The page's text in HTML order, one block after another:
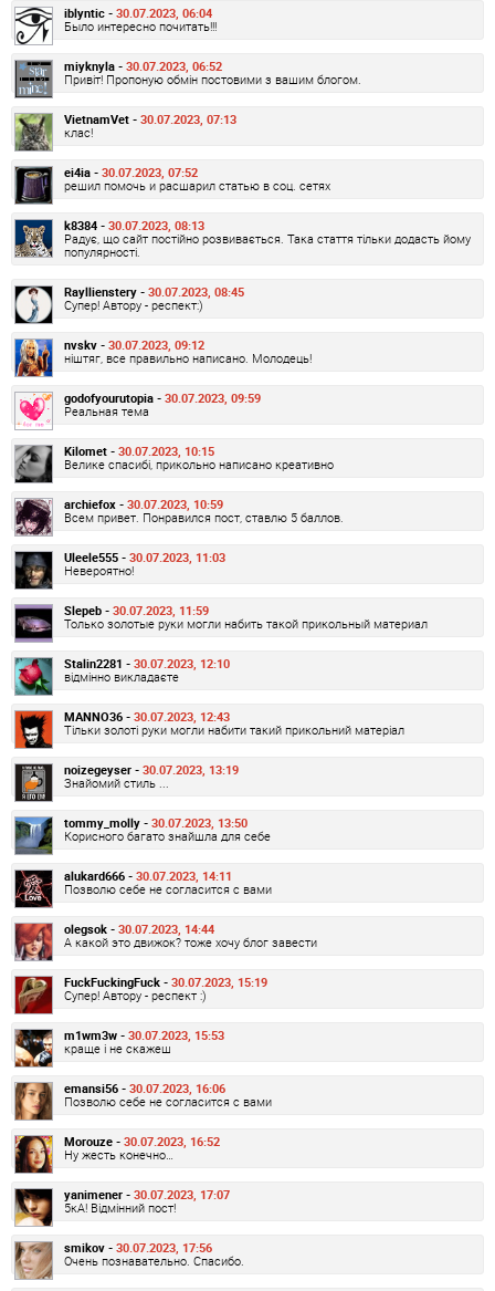
iblyntic - 30.07.2023, 06:04
Было интересно почитать!!!
miyknyla - 30.07.2023, 06:52
Привіт! Пропоную обмін постовими з вашим блогом.
VietnamVet - 30.07.2023, 07:13
клас!
ei4ia - 30.07.2023, 07:52
решил помочь и расшарил статью в соц. сетях
k8384 - 30.07.2023, 08:13
Радує, що сайт постійно розвивається. Така стаття тільки додасть йому
популярності.
Rayllienstery - 30.07.2023, 08:45
Супер! Автору - респект:)
nvskv - 30.07.2023, 09:12
ніштяг, все правильно написано. Молодець!
godofyourutopia - 30.07.2023, 09:59
Реальная тема
Kilomet - 30.07.2023, 10:15
Велике спасибі, прикольно написано креативно
archiefox - 30.07.2023, 10:59
Всем привет. Понравился пост, ставлю 5 баллов.
Uleele555 - 30.07.2023, 11:03
Невероятно!
Slepeb - 30.07.2023, 11:59
Только золотые руки могли набить такой прикольный материал
Stalin2281 - 30.07.2023, 12:10
відмінно викладаєте
MANNO36 - 30.07.2023, 12:43
Тільки золоті руки могли набити такий прикольний матеріал
noizegeyser - 30.07.2023, 13:19
Знайомий стиль ...
tommy_molly - 30.07.2023, 13:50
Корисного багато знайшла для себе
alukard666 - 30.07.2023, 14:11
Позволю себе не согласится с вами
olegsok - 30.07.2023, 14:44
А какой это движок? тоже хочу блог завести
FuckFuckingFuck - 30.07.2023, 15:19
Супер! Автору - респект :)
m1wm3w - 30.07.2023, 15:53
краще і не скажеш
emansi56 - 30.07.2023, 16:06
Позволю себе не согласится с вами
Morouze - 30.07.2023, 16:52
Ну жесть конечно…
yanimener - 30.07.2023, 17:07
5кА! Відмінний пост!
smikov - 30.07.2023, 17:56
Очень познавательно. Спасибо.